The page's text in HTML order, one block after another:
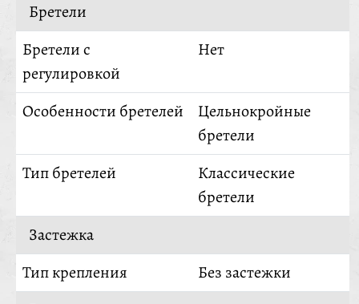
Бретели
Бретели с
регулировкой
Нет
Особенности бретелей
Цельнокройные
бретели
Тип бретелей
Классические
бретели
Застежка
Тип крепления
Без застежки